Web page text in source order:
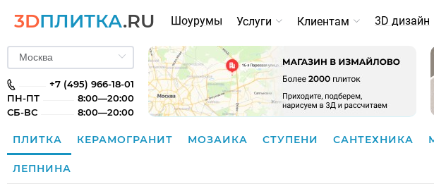
3DПЛИТКА.RU Шоурумы Услуги Клиентам 3D дизайн
+7 (495) 966-18-01
ПН-ПТ
8:00—20:00
СБ-ВС
8:00—20:00
ПЛИТКА КЕРАМОГРАНИТ МОЗАИКА СТУПЕНИ САНТЕХНИКА
ЛЕПНИНА